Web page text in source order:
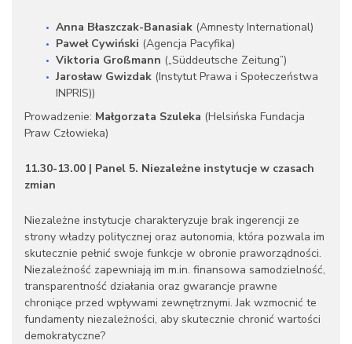
Anna Błaszczak-Banasiak (Amnesty International)
Paweł Cywiński (Agencja Pacyfika)
Viktoria Großmann („Süddeutsche Zeitung”)
Jarosław Gwizdak (Instytut Prawa i Społeczeństwa
INPRIS))
Prowadzenie: Małgorzata Szuleka (Helsińska Fundacja
Praw Człowieka)
11.30-13.00 | Panel 5. Niezależne instytucje w czasach
zmian
Niezależne instytucje charakteryzuje brak ingerencji ze
strony władzy politycznej oraz autonomia, która pozwala im
skutecznie pełnić swoje funkcje w obronie praworządności.
Niezależność zapewniają im m.in. finansowa samodzielność,
transparentność działania oraz gwarancje prawne
chroniące przed wpływami zewnętrznymi. Jak wzmocnić te
fundamenty niezależności, aby skutecznie chronić wartości
demokratyczne?